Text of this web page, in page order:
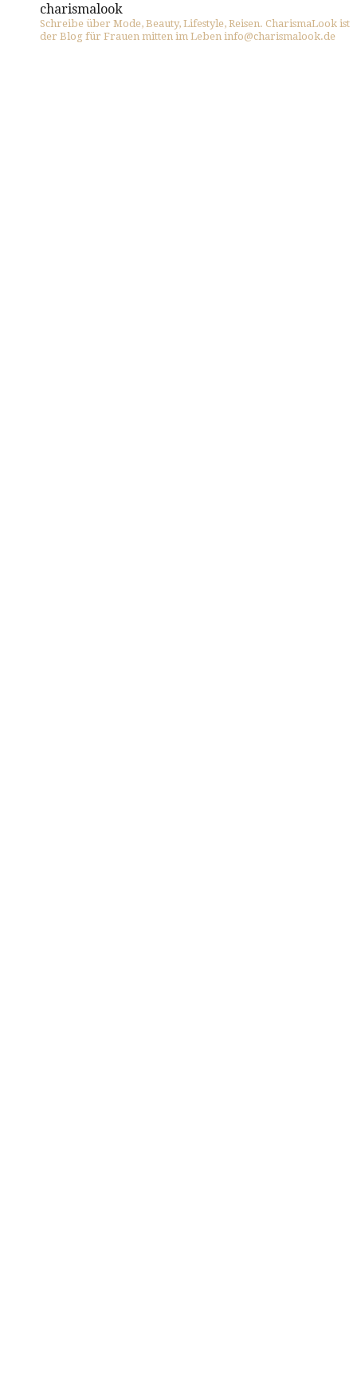
charismalook
Schreibe über Mode, Beauty, Lifestyle, Reisen. CharismaLook ist
der Blog für Frauen mitten im Leben info@charismalook.de